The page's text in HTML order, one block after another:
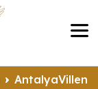
AntalyaVillen